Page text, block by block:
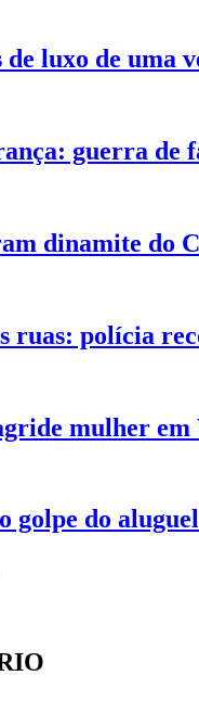
luxo de uma
guerra de
dinamite do
ruas: polícia
mulher em
do